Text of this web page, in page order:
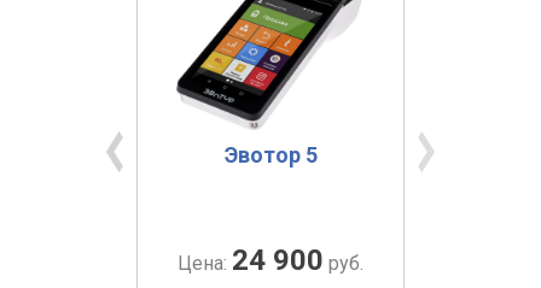
Эвотор 5
Цена: 24 900 руб.